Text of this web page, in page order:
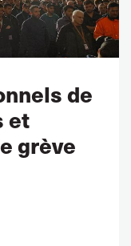
de
et
grève